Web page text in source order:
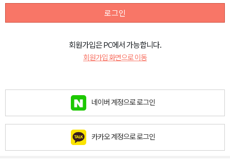
로그인
회원가입은 PC에서 가능합니다.
회원가입 화면으로 이동
네이버 계정으로 로그인
카카오 계정으로 로그인